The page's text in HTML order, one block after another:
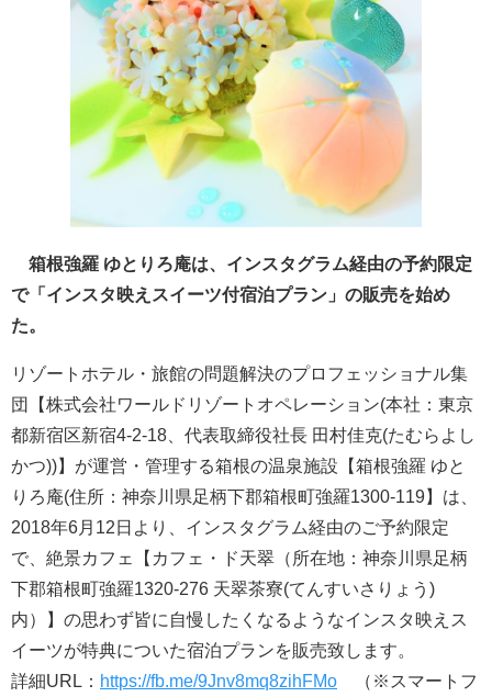
箱根強羅 ゆとりろ庵は、インスタグラム経由の予約限定
で「インスタ映えスイーツ付宿泊プラン」の販売を始め
た。
リゾートホテル・旅館の問題解決のプロフェッショナル集
団【株式会社ワールドリゾートオペレーション(本社：東京
都新宿区新宿4-2-18、代表取締役社長 田村佳克(たむらよし
かつ))】が運営・管理する箱根の温泉施設【箱根強羅 ゆと
りろ庵(住所：神奈川県足柄下郡箱根町強羅1300-119】は、
2018年6月12日より、インスタグラム経由のご予約限定
で、絶景カフェ【カフェ・ド天翠（所在地：神奈川県足柄
下郡箱根町強羅1320-276 天翠茶寮(てんすいさりょう)
内）】の思わず皆に自慢したくなるようなインスタ映えス
イーツが特典についた宿泊プランを販売致します。
詳細URL： https://fb.me/9Jnv8mq8zihFMo （※スマートフ